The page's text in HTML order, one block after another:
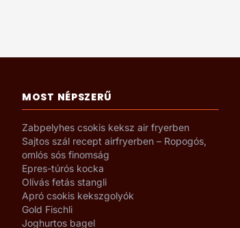
MOST NÉPSZERŰ
Zabpelyhes csokis keksz air fryerben
Sajtos szál recept airfryerben – Ropogós,
omlós sós finomság
Epres-túrós kocka
Olívás fetás stangli
Apró csokis kekszgolyók
Gold Fischli
Joghurtos bagel